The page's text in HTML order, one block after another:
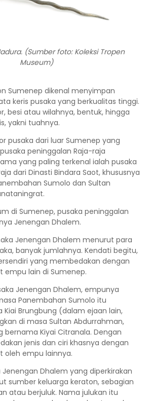
(Sumber foto: Koleksi Tropen
Museum)
Sumenep dikenal menyimpan
keris pusaka yang berkualitas tinggi.
besi atau wilahnya, bentuk, hingga
yakni tuahnya.
pusaka dari luar Sumenep yang
peninggalan Raja-raja
yang paling terkenal ialah pusaka
dari Dinasti Bindara Saot, khususnya
Sumolo dan Sultan
di Sumenep, pusaka peninggalan
Jenengan Dhalem.
Jenengan Dhalem menurut para
banyak jumlahnya. Kendati begitu,
yang membedakan dengan
empu lain di Sumenep.
Jenengan Dhalem, empunya
Panembahan Sumolo itu
Brungbung (dalam ejaan lain,
di masa Sultan Abdurrahman,
bernama Kiyai Citranala. Dengan
jenis dan ciri khasnya dengan
oleh empu lainnya.
Dhalem yang diperkirakan
sumber keluarga keraton, sebagian
atau berjuluk. Nama julukan itu